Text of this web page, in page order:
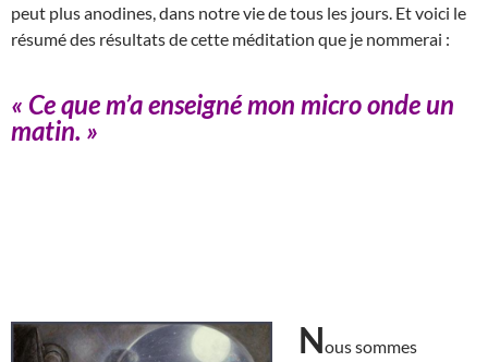
peut plus anodines, dans notre vie de tous les jours. Et voici le
résumé des résultats de cette méditation que je nommerai :
« Ce que m’a enseigné mon micro onde un
matin. »
Nous sommes